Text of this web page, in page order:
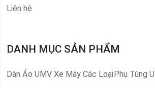
Liên hệ
DANH MỤC SẢN PHẨM
Dàn Áo UMV Xe Máy Các LoạiPhụ Tùng